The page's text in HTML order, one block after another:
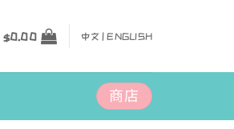
$0.00 中文 | ENGLISH
商店